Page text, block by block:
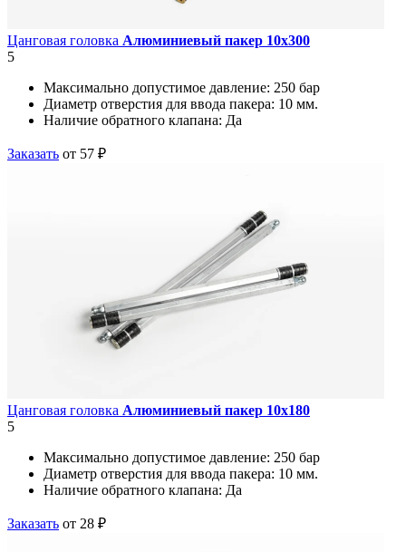
Цанговая головка Алюминиевый пакер 10х300
5
Максимально допустимое давление: 250 бар
Диаметр отверстия для ввода пакера: 10 мм.
Наличие обратного клапана: Да
Заказать от 57 ₽
Цанговая головка Алюминиевый пакер 10х180
5
Максимально допустимое давление: 250 бар
Диаметр отверстия для ввода пакера: 10 мм.
Наличие обратного клапана: Да
Заказать от 28 ₽